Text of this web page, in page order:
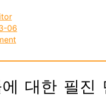
06
2015대한 필진